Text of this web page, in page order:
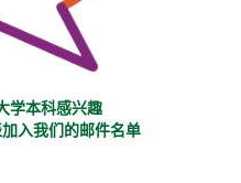
学本科感兴趣
入我们的邮件名单